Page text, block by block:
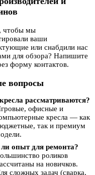
чтобы мы
ваши
или снабдили нас
для обзора? Напишите
форму контактов.
вопросы
рассматриваются?
офисные и
кресла — как
так и премиум
опыт для ремонта?
роликов
на новичков.
сложных задач (сварка,